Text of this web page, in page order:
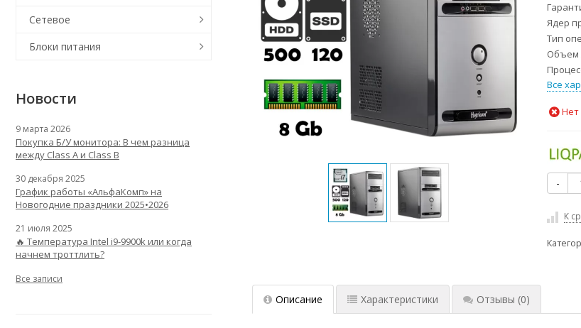
Ядер
Тип
Объем
Все
Нет
-
К
Описание Характеристики Отзывы (0)
Сетевое
Блоки питания
Новости
9 марта 2026
Покупка Б/У монитора: В чем разница
между Class A и Class B
30 декабря 2025
График работы «АльфаКомп» на
Новогодние праздники 2025•2026
21 июля 2025
🔥 Температура Intel i9-9900k или когда
начнем троттлить?
Все записи